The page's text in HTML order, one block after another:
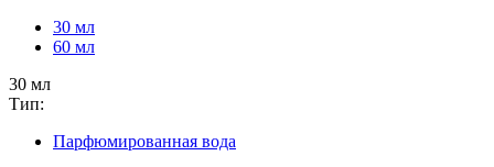
30 мл
60 мл
30 мл
Тип:
Парфюмированная вода